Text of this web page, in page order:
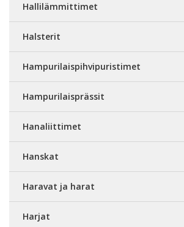
Hallilämmittimet
Halsterit
Hampurilaispihvipuristimet
Hampurilaisprässit
Hanaliittimet
Hanskat
Haravat ja harat
Harjat